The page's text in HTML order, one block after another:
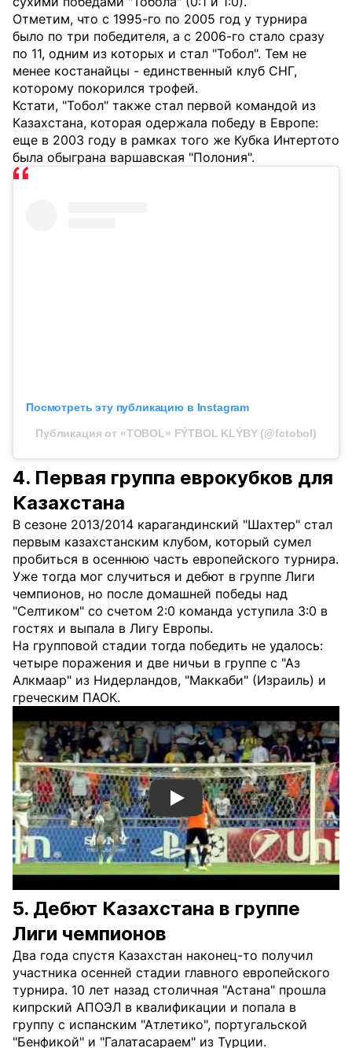
Отметим, что с 1995-го по 2005 год у турнира
было по три победителя, а с 2006-го стало сразу
по 11, одним из которых и стал "Тобол". Тем не
менее костанайцы - единственный клуб СНГ,
которому покорился трофей.
Кстати, "Тобол" также стал первой командой из
Казахстана, которая одержала победу в Европе:
еще в 2003 году в рамках того же Кубка Интертото
была обыграна варшавская "Полония".
Посмотреть эту публикацию в Instagram
Публикация от «TOBOL» FÝTBOL KLÝBY (@fctobol)
4. Первая группа еврокубков для
Казахстана
В сезоне 2013/2014 карагандинский "Шахтер" стал
первым казахстанским клубом, который сумел
пробиться в осеннюю часть европейского турнира.
Уже тогда мог случиться и дебют в группе Лиги
чемпионов, но после домашней победы над
"Селтиком" со счетом 2:0 команда уступила 3:0 в
гостях и выпала в Лигу Европы.
На групповой стадии тогда победить не удалось:
четыре поражения и две ничьи в группе с "Аз
Алкмаар" из Нидерландов, "Маккаби" (Израиль) и
греческим ПАОК.
Смотреть видео YouTube
5. Дебют Казахстана в группе
Лиги чемпионов
Два года спустя Казахстан наконец-то получил
участника осенней стадии главного европейского
турнира. 10 лет назад столичная "Астана" прошла
кипрский АПОЭЛ в квалификации и попала в
группу с испанским "Атлетико", португальской
"Бенфикой" и "Галатасараем" из Турции.